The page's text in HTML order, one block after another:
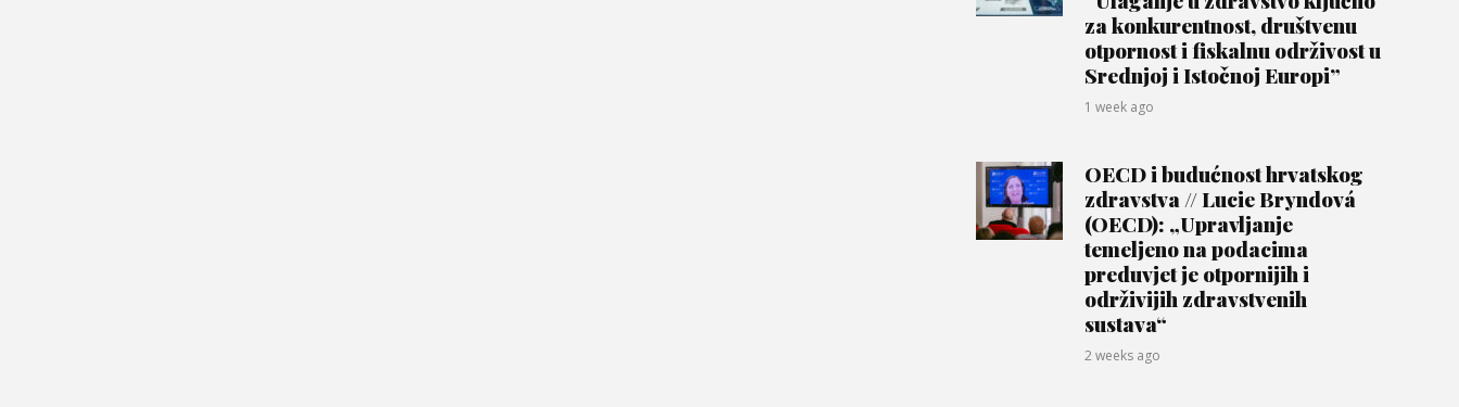
za konkurentnost, društvenu
otpornost i fiskalnu održivost u
Srednjoj i Istočnoj Europi”
1 week ago
OECD i budućnost hrvatskog
zdravstva // Lucie Bryndová
(OECD): „Upravljanje
temeljeno na podacima
preduvjet je otpornijih i
održivijih zdravstvenih
sustava“
2 weeks ago